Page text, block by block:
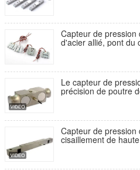
Capteur de
d'acier allié, pont du
Le capteur de
précision de poutre
capteur de
Capteur de
cisaillement de
capteur de